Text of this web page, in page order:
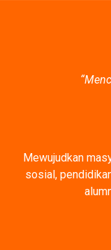
Mewujudkan
sosial,